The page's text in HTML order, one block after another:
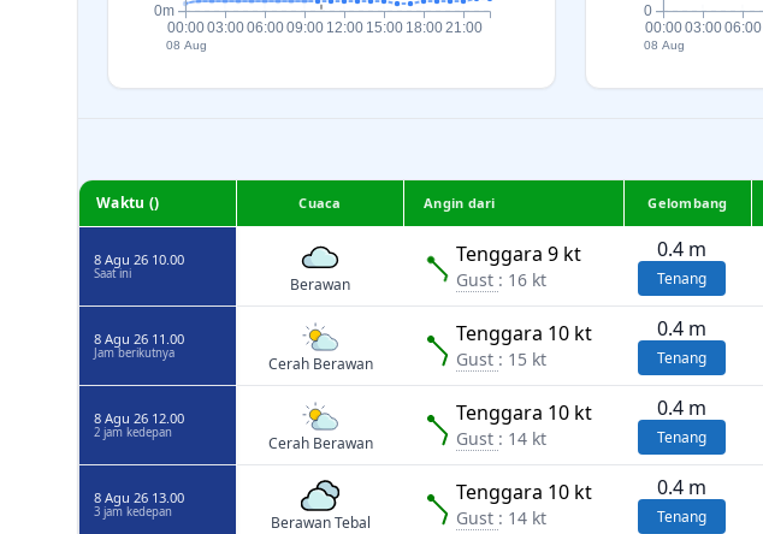
00:00
08 Aug
03:0006:0009:00 12:00 15:00 18:00 21:00
0m
00:00
08 Aug
03:0006:00
0
Waktu () Cuaca Angin dari Gelombang
8 Agu 26 10.00
Saat ini
Berawan
Tenggara 9 kt
Gust : 16 kt
0.4 m
Tenang
8 Agu 26 11.00
Jam berikutnya
Cerah Berawan
Tenggara 10 kt
Gust : 15 kt
0.4 m
Tenang
8 Agu 26 12.00
2 jam kedepan
Cerah Berawan
Tenggara 10 kt
Gust : 14 kt
0.4 m
Tenang
8 Agu 26 13.00
3 jam kedepan
Berawan Tebal
Tenggara 10 kt
Gust : 14 kt
0.4 m
Tenang